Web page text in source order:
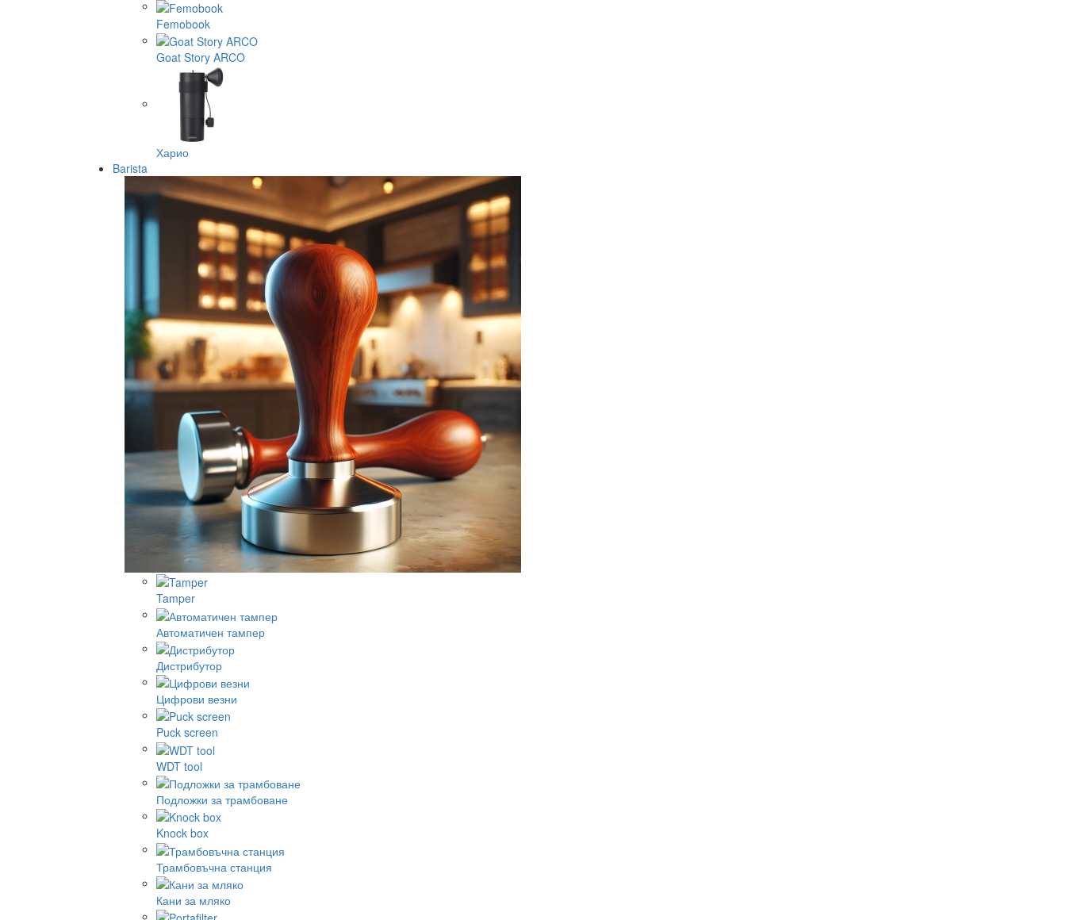
Femobook
Goat Story ARCO
Харио
Barista
Tamper
Автоматичен тампер
Дистрибутор
Цифрови везни
Puck screen
WDT tool
Подложки за трамбоване
Knock box
Трамбовъчна станция
Кани за мляко